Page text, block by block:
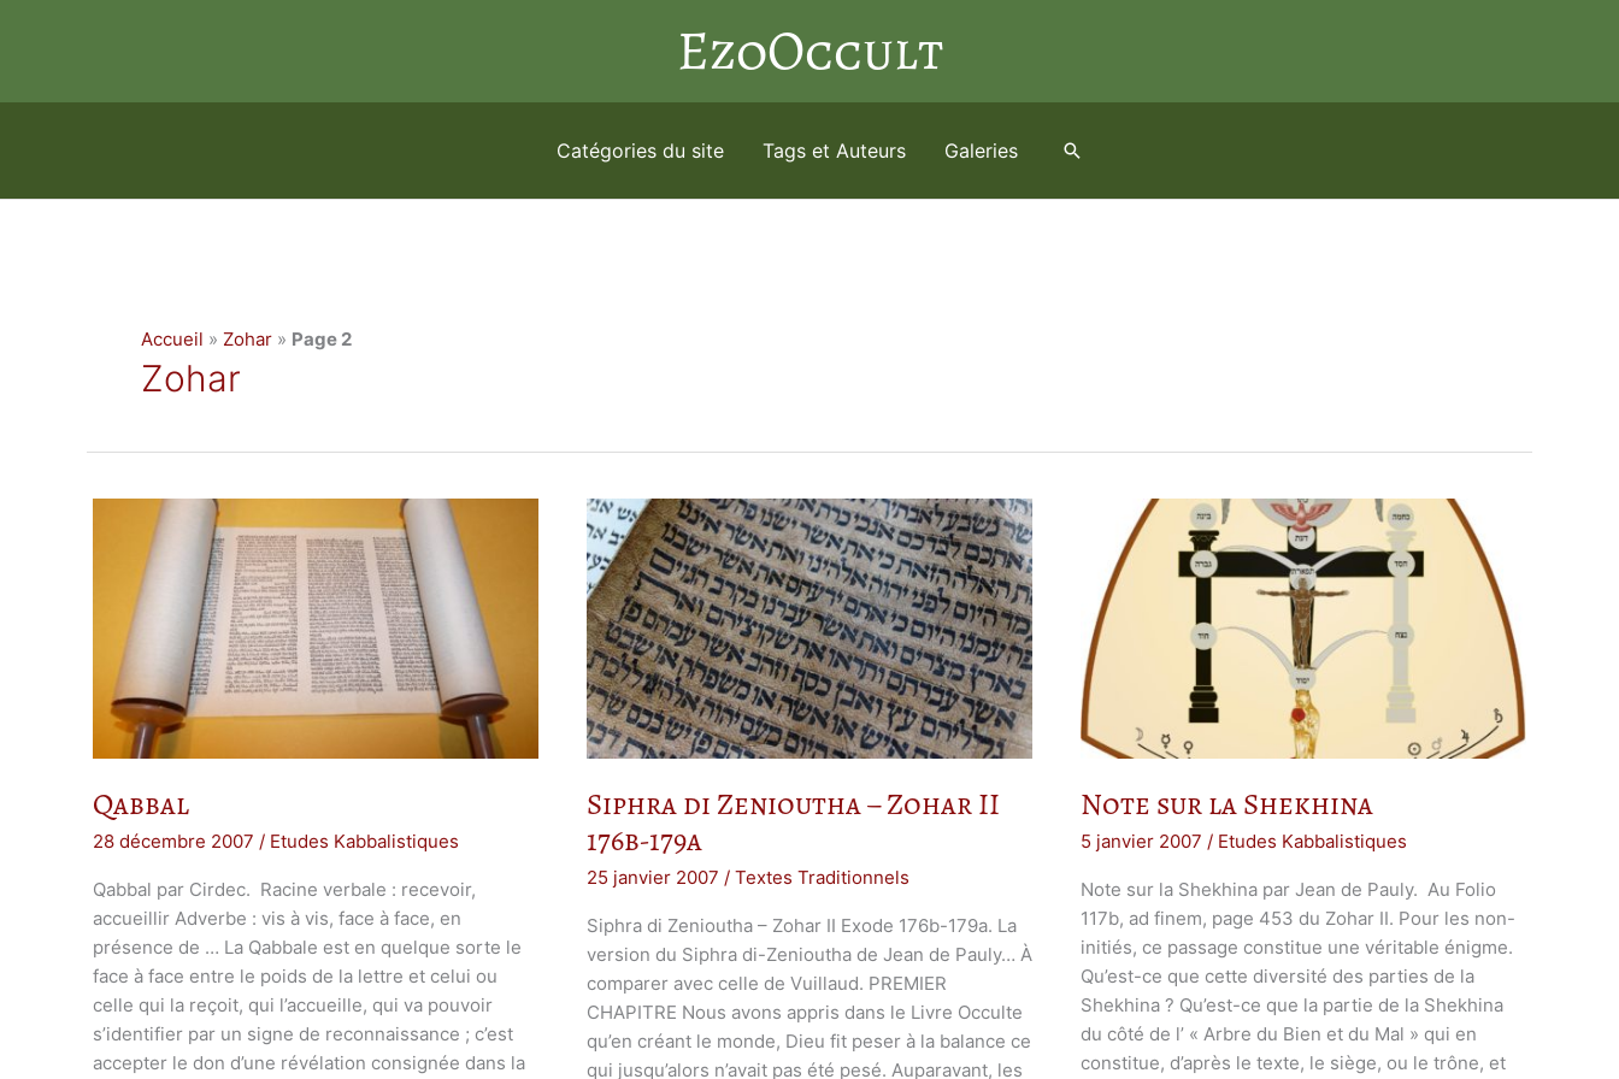
EzoOccult
Catégories du site Tags et Auteurs Galeries
R
c
Accueil » Zohar » Page 2
Zohar
Qabbal
28 décembre 2007 / Etudes Kabbalistiques
Qabbal par Cirdec. Racine verbale : recevoir,
accueillir Adverbe : vis à vis, face à face, en
présence de … La Qabbale est en quelque sorte le
face à face entre le poids de la lettre et celui ou
celle qui la reçoit, qui l’accueille, qui va pouvoir
s’identifier par un signe de reconnaissance ; c’est
accepter le don d’une révélation consignée dans la
Siphra di Zenioutha – Zohar II
176b-179a
25 janvier 2007 / Textes Traditionnels
Siphra di Zenioutha – Zohar II Exode 176b-179a. La
version du Siphra di-Zenioutha de Jean de Pauly… À
comparer avec celle de Vuillaud. PREMIER
CHAPITRE Nous avons appris dans le Livre Occulte
qu’en créant le monde, Dieu fit peser à la balance ce
qui jusqu’alors n’avait pas été pesé. Auparavant, les
Note sur la Shekhina
5 janvier 2007 / Etudes Kabbalistiques
Note sur la Shekhina par Jean de Pauly. Au Folio
117b, ad finem, page 453 du Zohar II. Pour les non-
initiés, ce passage constitue une véritable énigme.
Qu’est-ce que cette diversité des parties de la
Shekhina ? Qu’est-ce que la partie de la Shekhina
du côté de l’ « Arbre du Bien et du Mal » qui en
constitue, d’après le texte, le siège, ou le trône, et